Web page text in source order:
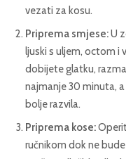
vezati za kosu.
Priprema smjese:U
ljuski s uljem, octom
dobijete glatku,
najmanje 30 minuta,
bolje razvila.
Priprema kose:
ručnikom dok ne